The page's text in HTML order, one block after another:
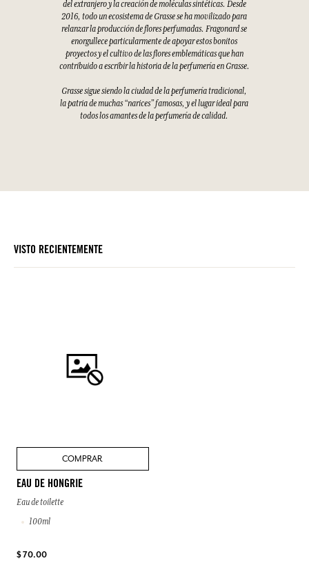
del extranjero y la creación de moléculas sintéticas. Desde
2016, todo un ecosistema de Grasse se ha movilizado para
relanzar la producción de flores perfumadas. Fragonard se
enorgullece particularmente de apoyar estos bonitos
proyectos y el cultivo de las flores emblemáticas que han
contribuido a escribir la historia de la perfumería en Grasse.
Grasse sigue siendo la ciudad de la perfumería tradicional,
la patria de muchas “narices” famosas, y el lugar ideal para
todos los amantes de la perfumería de calidad.
VISTO RECIENTEMENTE
COMPRAR
EAU DE HONGRIE
Eau de toilette
100ml
$ 70.00